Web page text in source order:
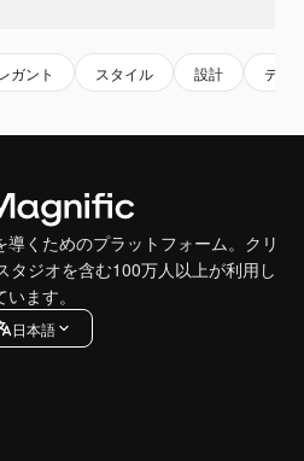
ガント スタイル 設計 テー
くためのプラットフォーム。クリ
タジオを含む100万人以上が利用し
います。
日本語